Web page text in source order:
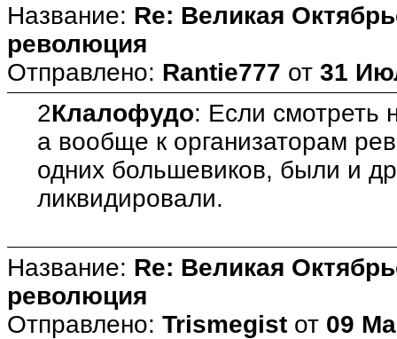
Название: Re: Великая
революция
Отправлено: Rantie777 от 31
2Клалофудо: Если смотреть
а вообще к организаторам
одних большевиков, были и
ликвидировали.
Название: Re: Великая
революция
Отправлено: Trismegist от 09